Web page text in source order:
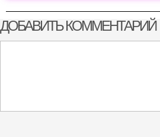
ДОБАВИТЬ КОММЕНТАРИЙ